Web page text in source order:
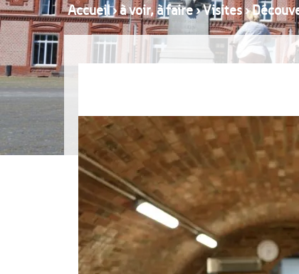
Accueil›à voir, à faire›Visites›